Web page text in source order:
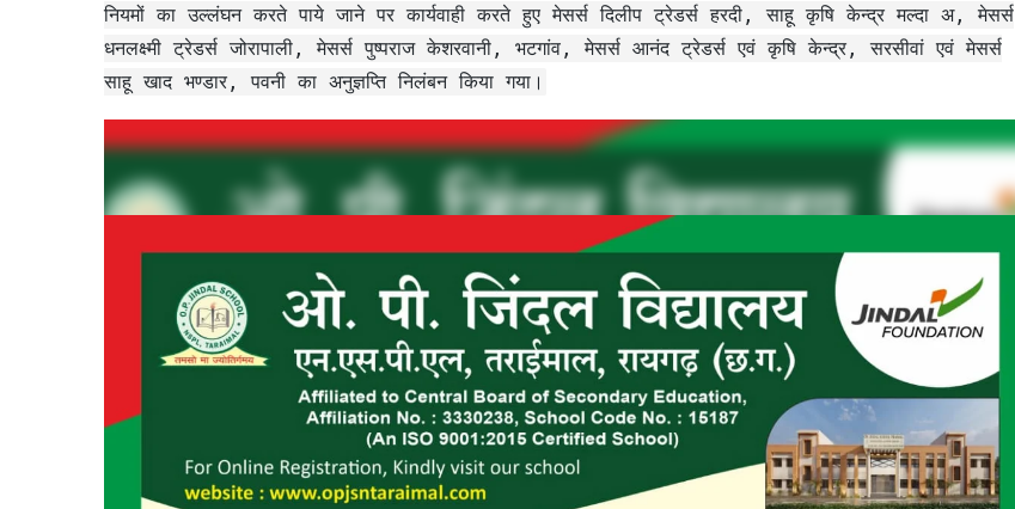
नियमों का उल्लंघन करते पाये जाने पर कार्यवाही करते हुए मेसर्स दिलीप ट्रेडर्स हरदी, साहू कृषि केन्द्र मल्दा अ, मेसर्स
धनलक्ष्मी ट्रेडर्स जोरापाली, मेसर्स पुष्पराज केशरवानी, भटगांव, मेसर्स आनंद ट्रेडर्स एवं कृषि केन्द्र, सरसीवां एवं मेसर्स
साहू खाद भण्डार, पवनी का अनुज्ञप्ति निलंबन किया गया।